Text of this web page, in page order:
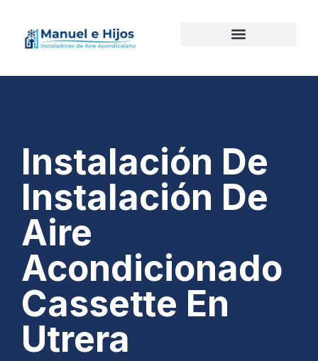
Instalación De
Instalación De
Aire
Acondicionado
Cassette En
Utrera